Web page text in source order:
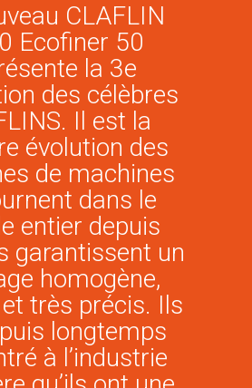
CLAFLIN
Ecofiner 50
la 3e
des célèbres
Il est la
évolution des
de machines
dans le
entier depuis
garantissent un
homogène,
très précis. Ils
longtemps
à l’industrie